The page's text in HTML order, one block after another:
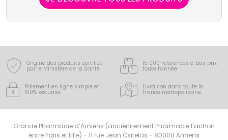
de concentré, riche d'une très grande variété de
substances actives. Le laboratoire Puressentiel
propose 41 huiles essentielles, 100% pures et
bien-être au quotidien pour toute la famille.
Origine des produits certifiée
par le Ministère de la Santé
15 000 références à bas prix
toute l’année
Paiement en ligne simple et
100% sécurisé
Livraison dans toute la
France métropolitaine
Grande Pharmacie d’Amiens (anciennement Pharmacie Fachon
entre Paris et Lille) - 11 rue Jean Catelas - 80000 Amiens